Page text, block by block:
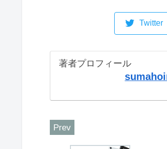
Twitter
著者プロフィール